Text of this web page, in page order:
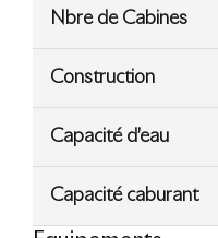
Nbre de Cabines
Construction
Capacité d’eau
Capacité caburant